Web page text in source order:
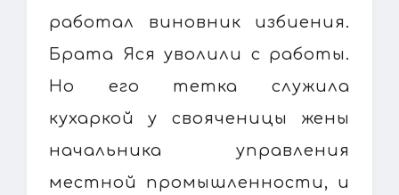
работал виновник избиения.
Брата Яся уволили с работы.
Но его тетка служила
кухаркой у свояченицы жены
начальника управления
местной промышленности, и